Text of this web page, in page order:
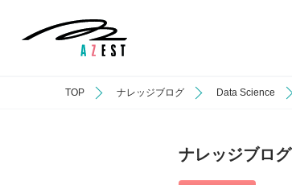
TOP ナレッジブログ Data Science
ナレッジブログ